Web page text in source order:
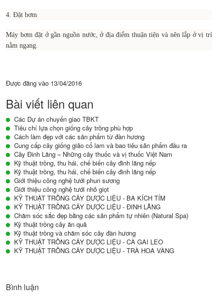
4. Đặt bơm
Máy bơm đặt ở gần nguồn nước, ở địa điểm thuận tiện và nên lắp ở vị trí
nằm ngang.
Được đăng vào 13/04/2016
Bài viết liên quan
Các Dự án chuyển giao TBKT
Tiêu chí lựa chọn giống cây trồng phù hợp
Cách làm đẹp với các sản phẩm từ đàn hương
Cung cấp cây giống giảo cổ lam và bao tiêu sản phẩm đầu ra
Cây Đinh Lăng – Những cây thuốc và vị thuốc Việt Nam
Kỹ thuật trồng, thu hái, chế biến cây đinh lăng nếp
Kỹ thuật trồng, thu hái, chế biến cây đinh lăng nếp
Giới thiệu công nghệ tưới phun sương
Giới thiệu công nghệ tưới nhỏ giọt
KỸ THUẬT TRỒNG CÂY DƯỢC LIỆU - BA KÍCH TÍM
KỸ THUẬT TRỒNG CÂY DƯỢC LIỆU - ĐINH LĂNG
Chăm sóc sắc đẹp bằng các sản phẩm tự nhiên (Natural Spa)
Kỹ thuật trồng cây ăn quả
Kỹ thuật trồng và chăm sóc cây đàn hương
KỸ THUẬT TRỒNG CÂY DƯỢC LIỆU - CÀ GAI LEO
KỸ THUẬT TRỒNG CÂY DƯỢC LIỆU - TRÀ HOA VÀNG
Bình luận